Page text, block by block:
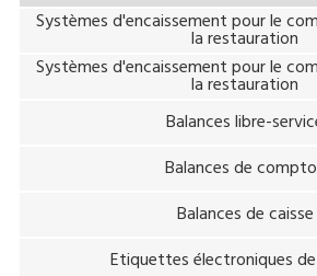
Systèmes d'encaissement pour le
la restauration
Systèmes d'encaissement pour le
la restauration
Balances libre-
Balances de
Balances de caisse
Etiquettes électroniques